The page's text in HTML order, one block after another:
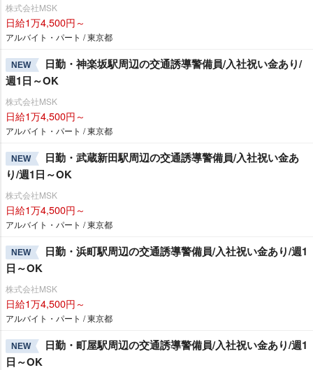
株式会社MSK
日給1万4,500円～
アルバイト・パート / 東京都
NEW
日勤・神楽坂駅周辺の交通誘導警備員/入社祝い金あり/
週1日～OK
株式会社MSK
日給1万4,500円～
アルバイト・パート / 東京都
NEW
日勤・武蔵新田駅周辺の交通誘導警備員/入社祝い金あ
り/週1日～OK
株式会社MSK
日給1万4,500円～
アルバイト・パート / 東京都
NEW
日勤・浜町駅周辺の交通誘導警備員/入社祝い金あり/週1
日～OK
株式会社MSK
日給1万4,500円～
アルバイト・パート / 東京都
NEW
日勤・町屋駅周辺の交通誘導警備員/入社祝い金あり/週1
日～OK